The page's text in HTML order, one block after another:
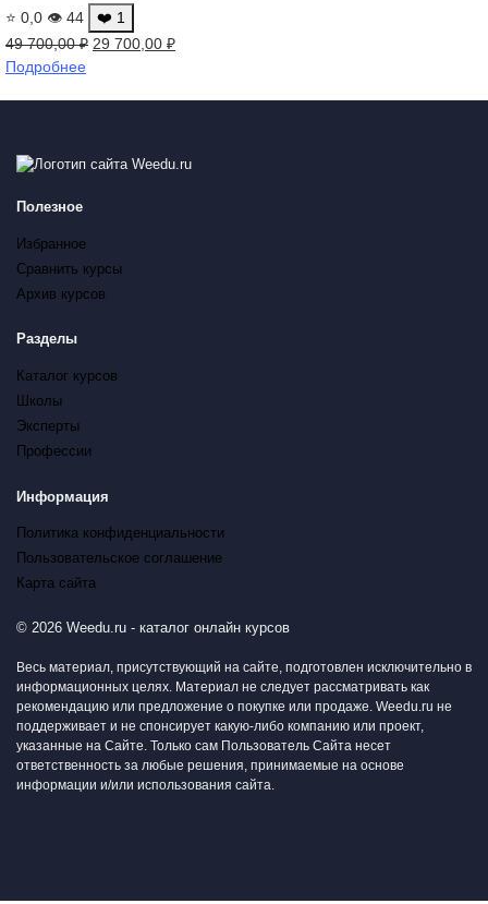
⭐ 0,0 👁 44
❤️ 1
49 700,00₽ Первоначальная
29 700,00 ₽Текущая
Подробнее
Полезное
Избранное
Сравнить курсы
Архив курсов
Разделы
Каталог курсов
Школы
Эксперты
Профессии
Информация
Политика конфиденциальности
Пользовательское соглашение
Карта сайта
© 2026 Weedu.ru - каталог онлайн курсов
Весь материал, присутствующий на сайте, подготовлен исключительно в
информационных целях. Материал не следует рассматривать как
рекомендацию или предложение о покупке или продаже. Weedu.ru не
поддерживает и не спонсирует какую-либо компанию или проект,
указанные на Сайте. Только сам Пользователь Сайта несет
ответственность за любые решения, принимаемые на основе
информации и/или использования сайта.